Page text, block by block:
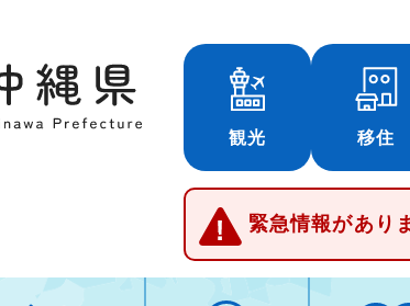
観光 移住
緊急情報があり